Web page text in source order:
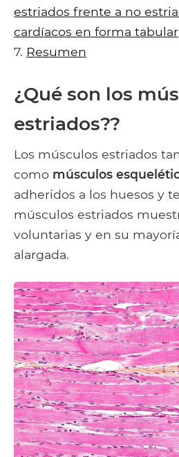
estriados frente a no
cardíacos en forma tabular
7. Resumen
¿Qué son los
estriados??
Los músculos estriados
como músculos
adheridos a los huesos y
músculos estriados
voluntarias y en su
alargada.